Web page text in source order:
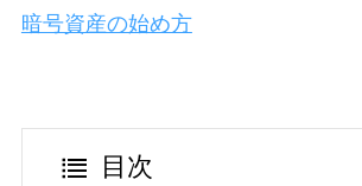
暗号資産の始め方
目次